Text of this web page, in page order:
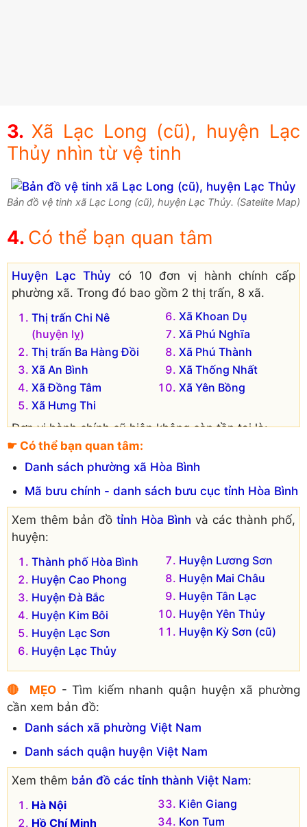
Xã Lạc Long (cũ), huyện Lạc
Thủy nhìn từ vệ tinh
Bản đồ vệ tinh xã Lạc Long (cũ), huyện Lạc Thủy. (Satelite Map)
Có thể bạn quan tâm
Huyện Lạc Thủy có 10 đơn vị hành chính cấp
phường xã. Trong đó bao gồm 2 thị trấn, 8 xã.
Thị trấn Chi Nê
(huyện lỵ)
Thị trấn Ba Hàng Đồi
Xã An Bình
Xã Đồng Tâm
Xã Hưng Thi
Xã Khoan Dụ
Xã Phú Nghĩa
Xã Phú Thành
Xã Thống Nhất
Xã Yên Bồng
Đơn vị hành chính cũ hiện không còn tồn tại là:
Thị trấn Thanh Hà
Xã An Lạc
Xã Cố Nghĩa
Xã Đồng Môn
Xã Liên Hòa
Xã Phú Lão
Xã Thanh Nông
☛ Có thể bạn quan tâm:
Danh sách phường xã Hòa Bình
Mã bưu chính - danh sách bưu cục tỉnh Hòa Bình
Xem thêm bản đồ tỉnh Hòa Bình và các thành phố,
huyện:
Thành phố Hòa Bình
Huyện Cao Phong
Huyện Đà Bắc
Huyện Kim Bôi
Huyện Lạc Sơn
Huyện Lạc Thủy
Huyện Lương Sơn
Huyện Mai Châu
Huyện Tân Lạc
Huyện Yên Thủy
Huyện Kỳ Sơn (cũ)
🔴 MẸO- Tìm kiếm nhanh quận huyện xã phường
cần xem bản đồ:
Danh sách xã phường Việt Nam
Danh sách quận huyện Việt Nam
Xem thêm bản đồ các tỉnh thành Việt Nam:
Hà Nội
Hồ Chí Minh
Kiên Giang
Kon Tum